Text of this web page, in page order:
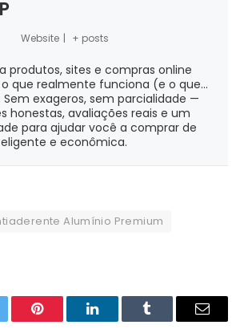
Website | + posts
produtos, sites e compras online
que realmente funciona (e o que...
exageros, sem parcialidade —
honestas, avaliações reais e um
para ajudar você a comprar de
e econômica.
Alumínio Premium
Pinterest LinkedInTumblr Email